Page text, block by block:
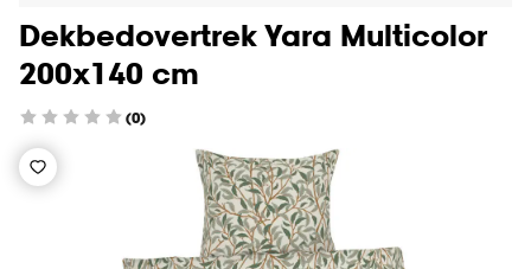
Dekbedovertrek Yara Multicolor
200x140 cm
(0)